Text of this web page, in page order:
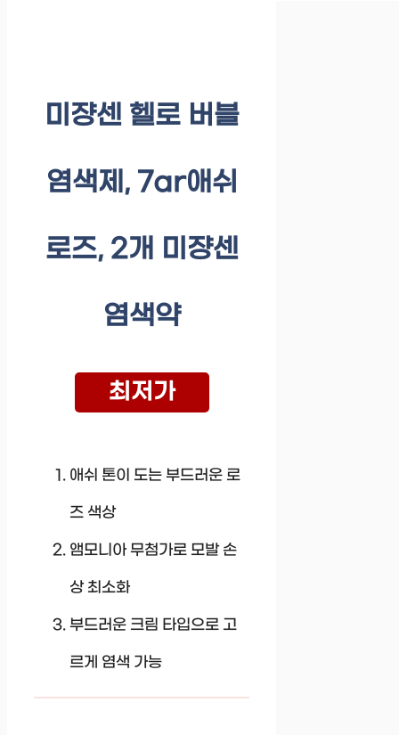
미쟝센 헬로 버블
염색제, 7ar애쉬
로즈, 2개 미쟝센
염색약
최저가
애쉬 톤이 도는 부드러운 로
즈 색상
앰모니아 무첨가로 모발 손
상 최소화
부드러운 크림 타입으로 고
르게 염색 가능